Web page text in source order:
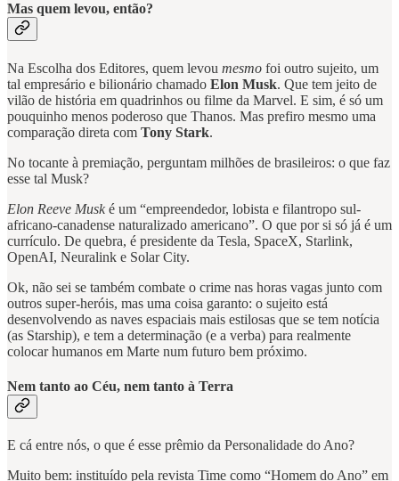
Mas quem levou, então?
Na Escolha dos Editores, quem levou mesmo foi outro sujeito, um
tal empresário e bilionário chamado Elon Musk. Que tem jeito de
vilão de história em quadrinhos ou filme da Marvel. E sim, é só um
pouquinho menos poderoso que Thanos. Mas prefiro mesmo uma
comparação direta com Tony Stark.
No tocante à premiação, perguntam milhões de brasileiros: o que faz
esse tal Musk?
Elon Reeve Musk é um “empreendedor, lobista e filantropo sul-
africano-canadense naturalizado americano”. O que por si só já é um
currículo. De quebra, é presidente da Tesla, SpaceX, Starlink,
OpenAI, Neuralink e Solar City.
Ok, não sei se também combate o crime nas horas vagas junto com
outros super-heróis, mas uma coisa garanto: o sujeito está
desenvolvendo as naves espaciais mais estilosas que se tem notícia
(as Starship), e tem a determinação (e a verba) para realmente
colocar humanos em Marte num futuro bem próximo.
Nem tanto ao Céu, nem tanto à Terra
E cá entre nós, o que é esse prêmio da Personalidade do Ano?
Muito bem: instituído pela revista Time como “Homem do Ano” em